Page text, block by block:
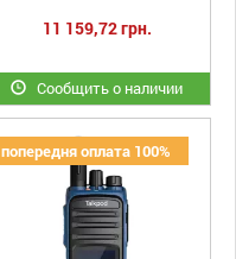
11 159,72 грн.
Сообщить о наличии
попередня оплата 100%